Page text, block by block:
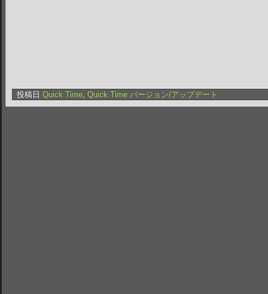
投稿日 Quick Time, Quick Time バージョン/アップデート